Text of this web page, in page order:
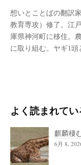
想いとことばの翻訳
教育専攻）修了。江
庫県神河町に移住。
に取り組む。ヤギ1頭
よく読まれて
麒麟棲
6月 8,